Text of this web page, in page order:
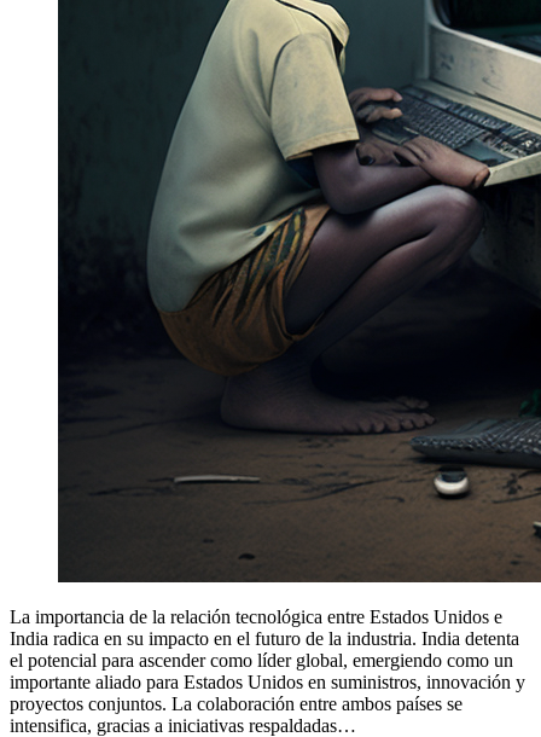
La importancia de la relación tecnológica entre Estados Unidos e
India radica en su impacto en el futuro de la industria. India detenta
el potencial para ascender como líder global, emergiendo como un
importante aliado para Estados Unidos en suministros, innovación y
proyectos conjuntos. La colaboración entre ambos países se
intensifica, gracias a iniciativas respaldadas…